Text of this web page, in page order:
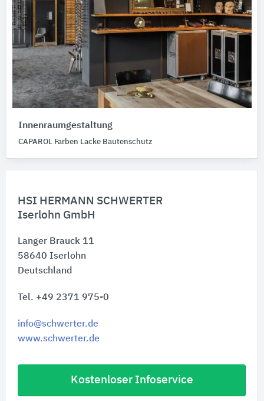
HSI HERMANN SCHWERTER
Iserlohn GmbH
Langer Brauck 11
58640 Iserlohn
Deutschland
Tel. +49 2371 975-0
info@schwerter.de
www.schwerter.de
Kostenloser Infoservice
Innenraumgestaltung
CAPAROL Farben Lacke Bautenschutz